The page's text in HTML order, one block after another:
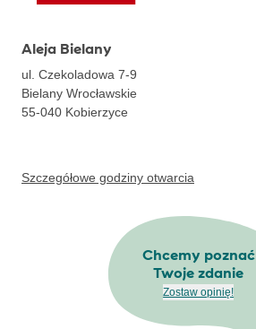
Aleja Bielany
ul. Czekoladowa 7-9
Bielany Wrocławskie
55-040 Kobierzyce
Szczegółowe godziny otwarcia
Chcemy poznać
Twoje zdanie
Zostaw opinię!